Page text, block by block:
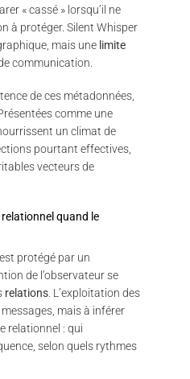
« cassé » lorsqu’il ne
à protéger. Silent Whisper
mais une limite
communication.
de ces métadonnées,
Présentées comme une
un climat de
pourtant effectives,
vecteurs de
quand le
protégé par un
de l’observateur se
relations . L’exploitation des
mais à inférer
relationnel : qui
selon quels rythmes